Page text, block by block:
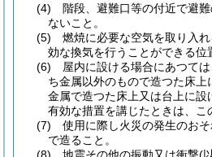
(4)
階段、避難口等の付近で避
ないこと。
(5)
燃焼に必要な空気を取り入
効な換気を行うことができる位
(6)
屋内に設ける場合にあつて
ち金属以外のもので造つた床上
金属で造つた床上又は台上に設
有効な措置を講じたときは、こ
(7)
使用に際し火災の発生のお
で造ること。